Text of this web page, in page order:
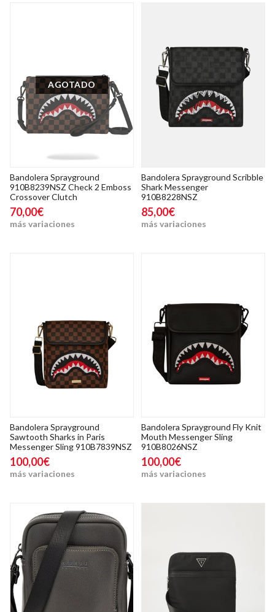
AGOTADO
Bandolera Sprayground
910B8239NSZ Check 2 Emboss
Crossover Clutch
70,00€
más variaciones
Bandolera Sprayground Scribble
Shark Messenger
910B8228NSZ
85,00€
más variaciones
Bandolera Sprayground
Sawtooth Sharks in Paris
Messenger Sling 910B7839NSZ
100,00€
más variaciones
Bandolera Sprayground Fly Knit
Mouth Messenger Sling
910B8026NSZ
100,00€
más variaciones